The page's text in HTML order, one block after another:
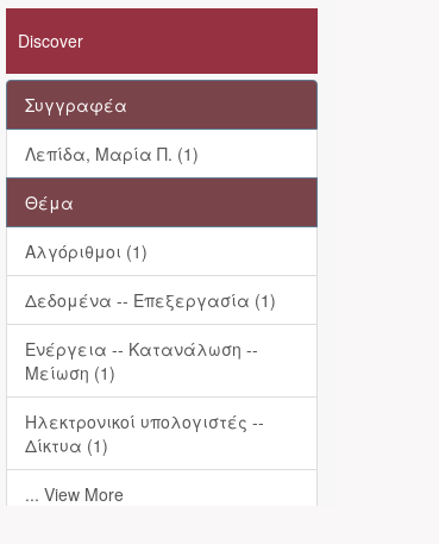
Discover
Συγγραφέα
Λεπίδα, Μαρία Π. (1)
Θέμα
Αλγόριθμοι (1)
Δεδομένα -- Επεξεργασία (1)
Ενέργεια -- Κατανάλωση --
Μείωση (1)
Ηλεκτρονικοί υπολογιστές --
Δίκτυα (1)
... View More